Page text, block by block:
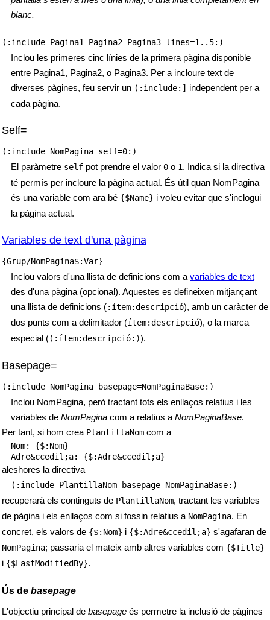
blanc.
(:include Pagina1 Pagina2 Pagina3 lines=1..5:)
Inclou les primeres cinc línies de la primera pàgina disponible
entre Pagina1, Pagina2, o Pagina3. Per a incloure text de
diverses pàgines, feu servir un (:include:] independent per a
cada pàgina.
Self=
(:include NomPagina self=0:)
El paràmetre self pot prendre el valor 0 o 1. Indica si la directiva
té permís per incloure la pàgina actual. És útil quan NomPagina
és una variable com ara bé {$Name} i voleu evitar que s'inclogui
la pàgina actual.
Variables de text d'una pàgina
{Grup/NomPagina$:Var}
Inclou valors d'una llista de definicions com a variables de text
des d'una pàgina (opcional). Aquestes es defineixen mitjançant
una llista de definicions (:ítem:descripció), amb un caràcter de
dos punts com a delimitador (ítem:descripció), o la marca
especial ((:ítem:descripció:)).
Basepage=
(:include NomPagina basepage=NomPaginaBase:)
Inclou NomPagina, però tractant tots els enllaços relatius i les
variables de NomPagina com a relatius a NomPaginaBase.
Per tant, si hom crea PlantillaNom com a
Nom: {$:Nom}
Adre&ccedil;a: {$:Adre&ccedil;a}
aleshores la directiva
(:include PlantillaNom basepage=NomPaginaBase:)
recuperarà els continguts de PlantillaNom, tractant les variables
de pàgina i els enllaços com si fossin relatius a NomPagina. En
concret, els valors de {$:Nom} i {$:Adre&ccedil;a} s'agafaran de
NomPagina; passaria el mateix amb altres variables com {$Title}
i {$LastModifiedBy}.
Ús de basepage
L'objectiu principal de basepage és permetre la inclusió de pàgines